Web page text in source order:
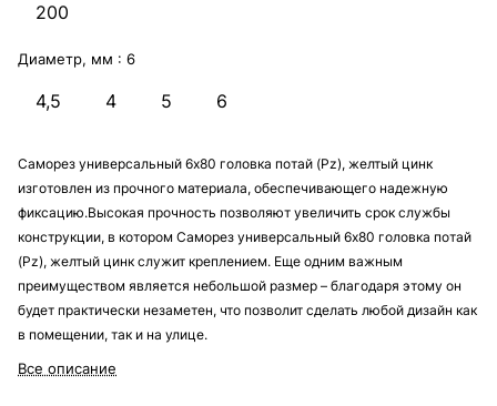
200
Диаметр, мм : 6
4,5 4 5 6
Саморез универсальный 6х80 головка потай (Pz), желтый цинк
изготовлен из прочного материала, обеспечивающего надежную
фиксацию.Высокая прочность позволяют увеличить срок службы
конструкции, в котором Саморез универсальный 6х80 головка потай
(Pz), желтый цинк служит креплением. Еще одним важным
преимуществом является небольшой размер – благодаря этому он
будет практически незаметен, что позволит сделать любой дизайн как
в помещении, так и на улице.
Все описание